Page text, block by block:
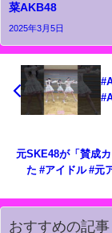
菜AKB48
2025年3月5日
元SKE48が「賛成
た #アイドル #元
おすすめの記事